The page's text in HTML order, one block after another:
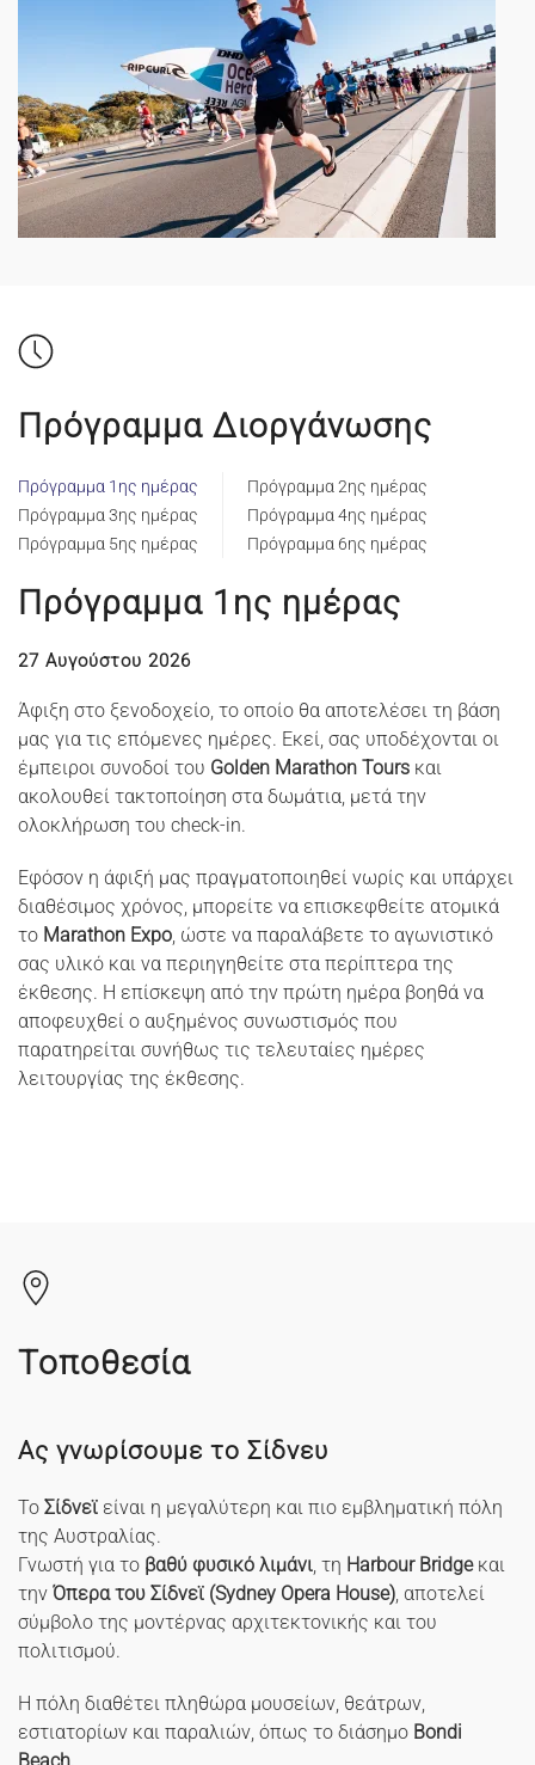
Πρόγραμμα Διοργάνωσης
Πρόγραμμα 1ης ημέρας
Πρόγραμμα 2ης ημέρας
Πρόγραμμα 3ης ημέρας
Πρόγραμμα 4ης ημέρας
Πρόγραμμα 5ης ημέρας
Πρόγραμμα 6ης ημέρας
Πρόγραμμα 1ης ημέρας
27 Αυγούστου 2026
Άφιξη στο ξενοδοχείο, το οποίο θα αποτελέσει τη βάση
μας για τις επόμενες ημέρες. Εκεί, σας υποδέχονται οι
έμπειροι συνοδοί του Golden Marathon Tours και
ακολουθεί τακτοποίηση στα δωμάτια, μετά την
ολοκλήρωση του check-in.
Εφόσον η άφιξή μας πραγματοποιηθεί νωρίς και υπάρχει
διαθέσιμος χρόνος, μπορείτε να επισκεφθείτε ατομικά
το Marathon Expo, ώστε να παραλάβετε το αγωνιστικό
σας υλικό και να περιηγηθείτε στα περίπτερα της
έκθεσης. Η επίσκεψη από την πρώτη ημέρα βοηθά να
αποφευχθεί ο αυξημένος συνωστισμός που
παρατηρείται συνήθως τις τελευταίες ημέρες
λειτουργίας της έκθεσης.
Τοποθεσία
Ας γνωρίσουμε το Σίδνευ
Το Σίδνεϊ είναι η μεγαλύτερη και πιο εμβληματική πόλη
της Αυστραλίας.
Γνωστή για το βαθύ φυσικό λιμάνι, τη Harbour Bridgeκαι
την Όπερα του Σίδνεϊ (Sydney Opera House), αποτελεί
σύμβολο της μοντέρνας αρχιτεκτονικής και του
πολιτισμού.
Η πόλη διαθέτει πληθώρα μουσείων, θεάτρων,
εστιατορίων και παραλιών, όπως το διάσημο Bondi